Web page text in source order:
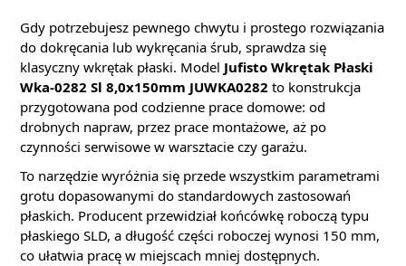
Gdy potrzebujesz pewnego chwytu i prostego rozwiązania
do dokręcania lub wykręcania śrub, sprawdza się
klasyczny wkrętak płaski. Model Jufisto Wkrętak Płaski
Wka-0282 Sl 8,0x150mm JUWKA0282 to konstrukcja
przygotowana pod codzienne prace domowe: od
drobnych napraw, przez prace montażowe, aż po
czynności serwisowe w warsztacie czy garażu.
To narzędzie wyróżnia się przede wszystkim parametrami
grotu dopasowanymi do standardowych zastosowań
płaskich. Producent przewidział końcówkę roboczą typu
płaskiego SLD, a długość części roboczej wynosi 150 mm,
co ułatwia pracę w miejscach mniej dostępnych.